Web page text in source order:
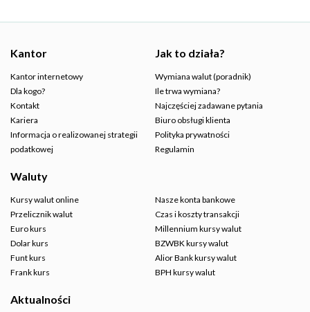
Kantor
Kantor internetowy
Dla kogo?
Kontakt
Kariera
Informacja o realizowanej strategii
podatkowej
Jak to działa?
Wymiana walut (poradnik)
Ile trwa wymiana?
Najczęściej zadawane pytania
Biuro obsługi klienta
Polityka prywatności
Regulamin
Waluty
Kursy walut online
Przelicznik walut
Euro kurs
Dolar kurs
Funt kurs
Frank kurs
Nasze konta bankowe
Czas i koszty transakcji
Millennium kursy walut
BZWBK kursy walut
Alior Bank kursy walut
BPH kursy walut
Aktualności